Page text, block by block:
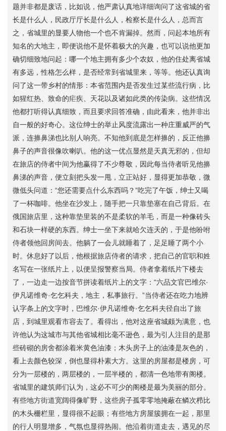
题并非都是废话，比如说，他严肃认真地详细询问了这省城的省
长是什么人，民政厅厅长是什么人，检察长是什么人，总而言
之，省城里的显要人物他一个也不肯漏掉。然而，问起本地所有
知名的大地主，即便说他不是怀着极大的兴趣，也可以说他更加
确切细致地问起：哪一个地主拥有多少个农奴，他的住处离省城
有多远，性格怎么样，是否经常到省城里来，等等。他还认真询
问了这一带乡村的情形：本省范围内是否发生过某些流行病，比
如猩红热、致命的疟疾、天花以及诸如此类的传染病。这些情况
他都打听得认真细致，而且要求回答准确，由此看来，他并非出
自一般的好奇心。这位绅士的举止风度流露出一种庄重威严的气
派，连擤鼻涕也比别人响亮。不知他到底是怎样擤的，反正他擤
鼻子的声音很像吹喇叭。他的这一优点显然是天真无邪的，但却
在旅店的侍者中间为他赢得了不少尊敬，因此每当侍者听见他擤
鼻涕的声音，便立刻把头发一甩，立正站好，显得更加恭敬，微
微低头问道：“您还需要点什么东西吗？”吃完了午饭，绅士又喝
了一杯咖啡。他坐在沙发上，随手把一只靠垫塞在自己背后。在
俄国旅店里，这种靠垫里装的不是柔软的羊毛，而是一种像砖头
和石块一样硬的东西。绅士一坐下来就哈欠连天的，于是他吩咐
侍者领他回房间去。他躺了一会儿就睡着了，足足睡了两个小
时。休息好了以后，他根据旅店侍者的请求，把自己的官职和姓
名写在一张纸片上，以便呈报警察当局。侍者拿着纸片下楼去
了，一边走一边按音节拼读着纸片上的文字：“六品文官巴维尔·
伊凡诺维奇·乞乞科夫，地主，私事旅行。”当侍者还在吃力地辨
认字条上的文字时，巴维尔·伊凡诺维奇·乞乞科夫径自出了旅
店，到城里观看市容去了。看得出，他对这座省城颇为满意，也
许他认为这城市与其他省城相比毫不逊色，最为引人注目的是那
些砖砌的房舍都涂着米黄色油漆；木头房子上的油漆是灰色的，
看上去颜色较深，倒也显得朴素大方。这里的房屋都是楼房，可
分为一层楼的，两层楼的，一层半楼的，都清一色地带有阁楼。
省城里的建筑师们认为，这必不可少的阁楼是最为美丽的部分。
有些地方街道宽阔得像旷野，这些房子孤零零地掩蔽在鳞次栉比
的木头栅栏里，显得很不起眼；有些地方房屋簇拥在一起，那里
的行人明显增多，气氛也显得热闹。他沿着街道走去，遇见的尽